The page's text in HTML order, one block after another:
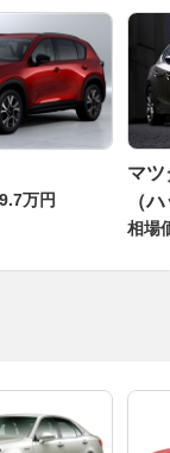
万円
マツ
（
相場